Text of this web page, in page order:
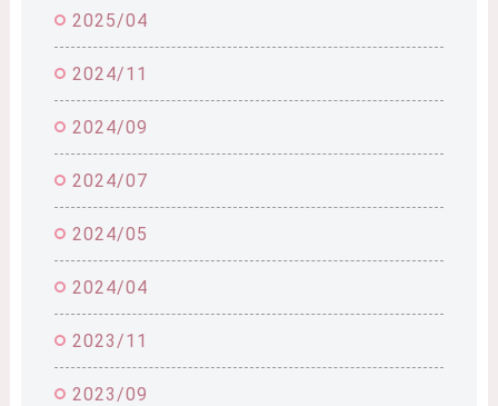
2025/04
2024/11
2024/09
2024/07
2024/05
2024/04
2023/11
2023/09